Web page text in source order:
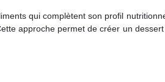
qui complètent son profil
approche permet de créer un